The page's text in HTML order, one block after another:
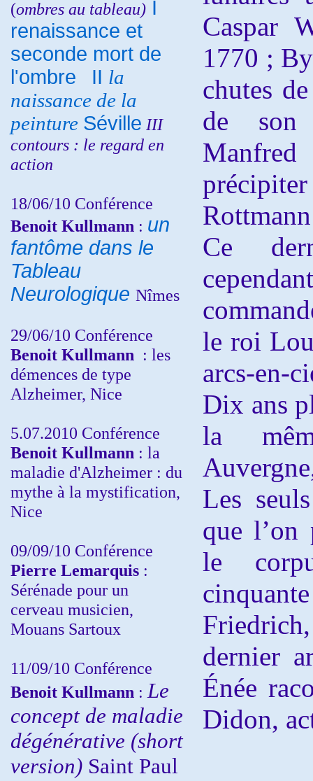
(ombres au tableau) I
renaissance et
seconde mort de
l'ombre
II la
naissance de la
peinture Séville III
contours : le regard en
action
18/06/10 Conférence
Benoit Kullmann : un
fantôme dans le
Tableau
Neurologique Nîmes
29/06/10 Conférence
Benoit Kullmann : les
démences de type
Alzheimer, Nice
5.07.2010 Conférence
Benoit Kullmann : la
maladie d'Alzheimer : du
mythe à la mystification,
Nice
09/09/10 Conférence
Pierre Lemarquis :
Sérénade pour un
cerveau musicien,
Mouans Sartoux
11/09/10 Conférence
Benoit Kullmann : Le
concept de maladie
dégénérative (short
version) Saint Paul
Caspar
1770 ;
chutes
de son
Ce
le roi
arcs-
Dix ans
la
Les
que l’on
le
dernier
Énée
Didon,